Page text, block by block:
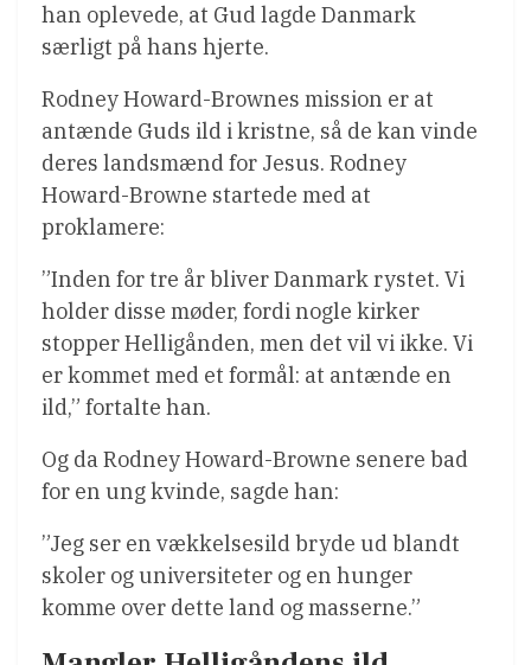
han oplevede, at Gud lagde Danmark
særligt på hans hjerte.
Rodney Howard-Brownes mission er at
antænde Guds ild i kristne, så de kan vinde
deres landsmænd for Jesus. Rodney
Howard-Browne startede med at
proklamere:
”Inden for tre år bliver Danmark rystet. Vi
holder disse møder, fordi nogle kirker
stopper Helligånden, men det vil vi ikke. Vi
er kommet med et formål: at antænde en
ild,” fortalte han.
Og da Rodney Howard-Browne senere bad
for en ung kvinde, sagde han:
”Jeg ser en vækkelsesild bryde ud blandt
skoler og universiteter og en hunger
komme over dette land og masserne.”